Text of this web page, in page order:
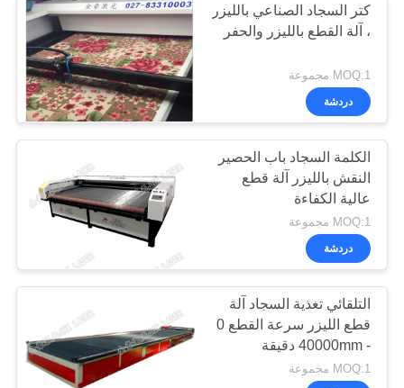
سياسة
الخصوصية
سرير قطع الليزر
آلة قطع ملابس
رياضية
14
13
كتر السجاد الصناعي بالليزر
، آلة القطع بالليزر والحفر
MOQ:1 مجموعة
دردشة
الكلمة السجاد باب الحصير
النقش بالليزر آلة قطع
عالية الكفاءة
MOQ:1 مجموعة
دردشة
التلقائي تغذية السجاد آلة
قطع الليزر سرعة القطع 0
- 40000mm دقيقة
MOQ:1 مجموعة